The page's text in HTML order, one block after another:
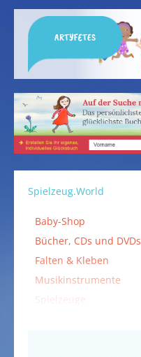
ARTYFETES
Spielzeug.World
Baby-Shop
Bücher, CDs und DVDs
Falten & Kleben
Musikinstrumente
Spielzeuge